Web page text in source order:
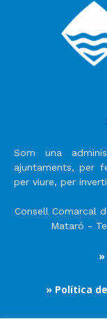
Som una
ajuntaments, per
per viure, per
Consell Comarcal
Mataró -
» Política